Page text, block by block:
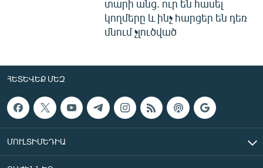
տարի անց. ուր են հասել
կողմերը և ինչ հարցեր են դեռ
մնում չլուծված
ՀԵՏԵՎԵՔ ՄԵԶ
ՄՈՒԼՏԻՄԵԴԻԱ